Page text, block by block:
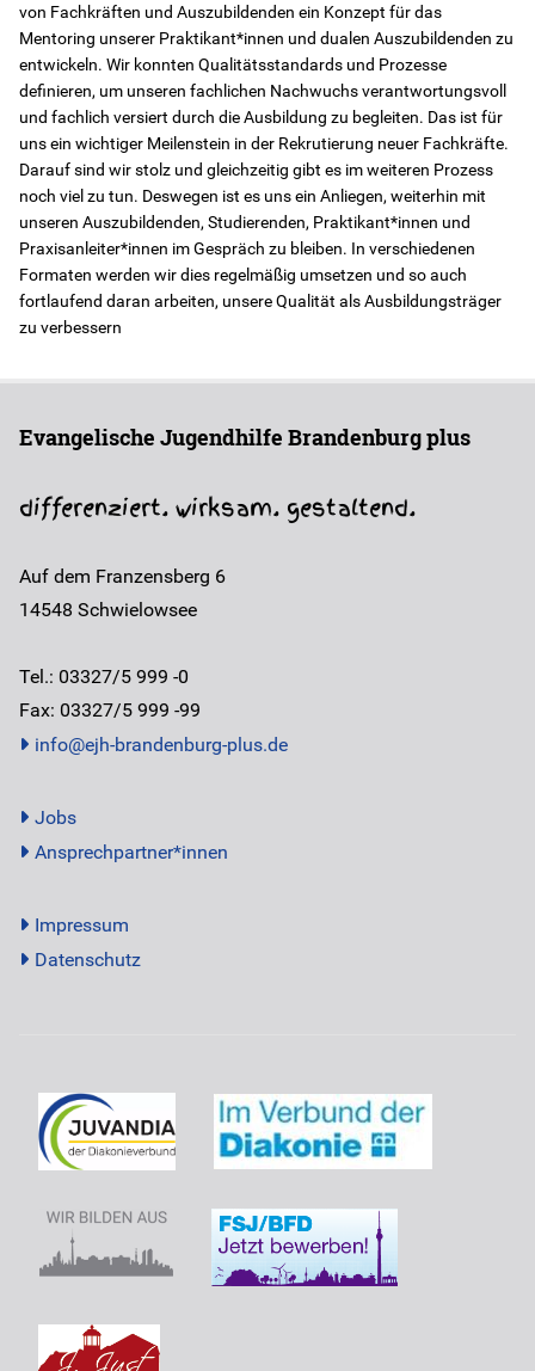
Geschäftsberichte
Kontakt
von Fachkräften und Auszubildenden ein Konzept für das
Mentoring unserer Praktikant*innen und dualen Auszubildenden zu
entwickeln. Wir konnten Qualitätsstandards und Prozesse
definieren, um unseren fachlichen Nachwuchs verantwortungsvoll
und fachlich versiert durch die Ausbildung zu begleiten. Das ist für
uns ein wichtiger Meilenstein in der Rekrutierung neuer Fachkräfte.
Darauf sind wir stolz und gleichzeitig gibt es im weiteren Prozess
noch viel zu tun. Deswegen ist es uns ein Anliegen, weiterhin mit
unseren Auszubildenden, Studierenden, Praktikant*innen und
Praxisanleiter*innen im Gespräch zu bleiben. In verschiedenen
Formaten werden wir dies regelmäßig umsetzen und so auch
fortlaufend daran arbeiten, unsere Qualität als Ausbildungsträger
zu verbessern
Evangelische Jugendhilfe Brandenburg plus
differenziert. wirksam. gestaltend.
Auf dem Franzensberg 6
14548 Schwielowsee
Tel.: 03327/5 999 -0
Fax: 03327/5 999 -99
info@ejh-brandenburg-plus.de
Jobs
Ansprechpartner*innen
Impressum
Datenschutz